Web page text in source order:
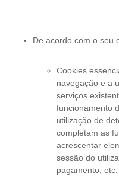
De acordo com o seu
Cookies
navegação e a
serviços
funcionamento
utilização de
completam as
acrescentar
sessão do
pagamento, etc.